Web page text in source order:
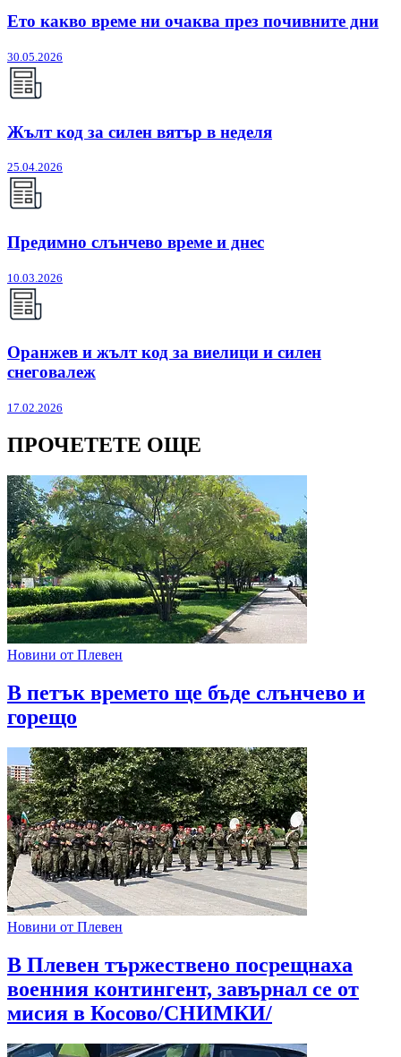
Ето какво време ни очаква през почивните дни
30.05.2026
Жълт код за силен вятър в неделя
25.04.2026
Предимно слънчево време и днес
10.03.2026
Оранжев и жълт код за виелици и силен
снеговалеж
17.02.2026
ПРОЧЕТЕТЕ ОЩЕ
Новини от Плевен
В петък времето ще бъде слънчево и
горещо
Новини от Плевен
В Плевен тържествено посрещнаха
военния контингент, завърнал се от
мисия в Косово/СНИМКИ/